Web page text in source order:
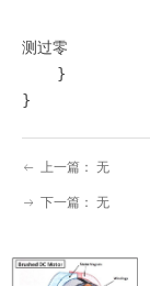
测过零
}
ꂃ 上一篇： 无
ꁹ 下一篇： 无